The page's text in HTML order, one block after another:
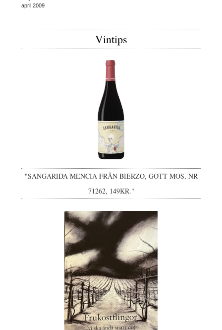
april 2009
Vintips
"SANGARIDA MENCIA FRÅN BIERZO, GÔTT MOS, NR
71262, 149KR."